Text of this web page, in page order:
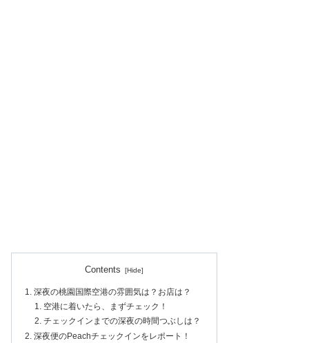
Contents
深夜の桃園国際空港の雰囲気は？お店は？
空港に着いたら、まずチェック！
チェックインまでの深夜の時間つぶしは？
深夜便のPeachチェックインをレポート！